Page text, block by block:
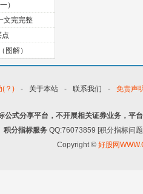
）
文完完整
点
解）
(？) - 关于本站 - 联系我们 - 免责声
公式分享平台，不开展相关证券业务，平
积分指标服务 QQ:76073859 [积分指标问
Copyright © 好股网